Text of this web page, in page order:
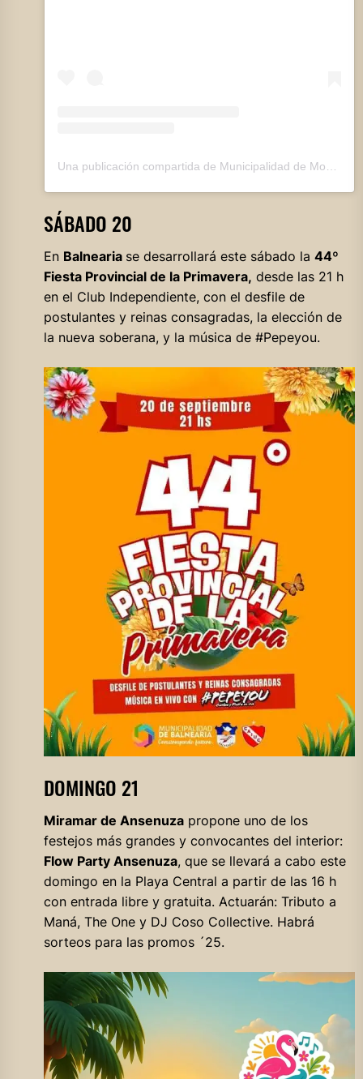
SÁBADO 20
En Balnearia se desarrollará este sábado la 44º
Fiesta Provincial de la Primavera, desde las 21 h
en el Club Independiente, con el desfile de
postulantes y reinas consagradas, la elección de
la nueva soberana, y la música de #Pepeyou.
DOMINGO 21
Miramar de Ansenuzapropone uno de los
festejos más grandes y convocantes del interior:
Flow Party Ansenuza, que se llevará a cabo este
domingo en la Playa Central a partir de las 16 h
con entrada libre y gratuita. Actuarán: Tributo a
Maná, The One y DJ Coso Collective. Habrá
sorteos para las promos ´25.